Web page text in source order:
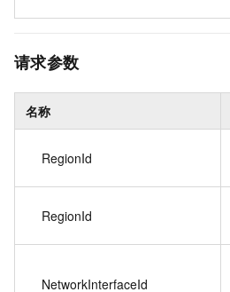
请求参数
名称
RegionId
RegionId
NetworkInterfaceId